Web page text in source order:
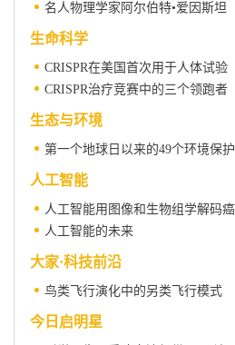
名人物理学家阿尔伯特•爱因斯坦
生命科学
CRISPR在美国首次用于人体试验
CRISPR治疗竞赛中的三个领跑者
生态与环境
第一个地球日以来的49个环境保
人工智能
人工智能用图像和生物组学解码
人工智能的未来
大家·科技前沿
鸟类飞行演化中的另类飞行模式
今日启明星